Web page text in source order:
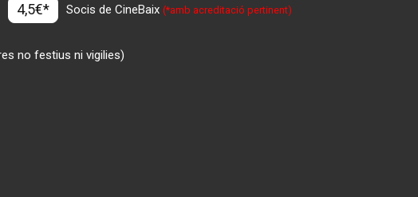
4,5€* Socis de CineBaix(*amb acreditació pertinent)
no festius ni vigilies)